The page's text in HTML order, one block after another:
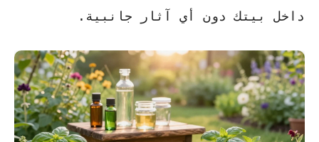
داخل بيتك دون أي آثار جانبية.